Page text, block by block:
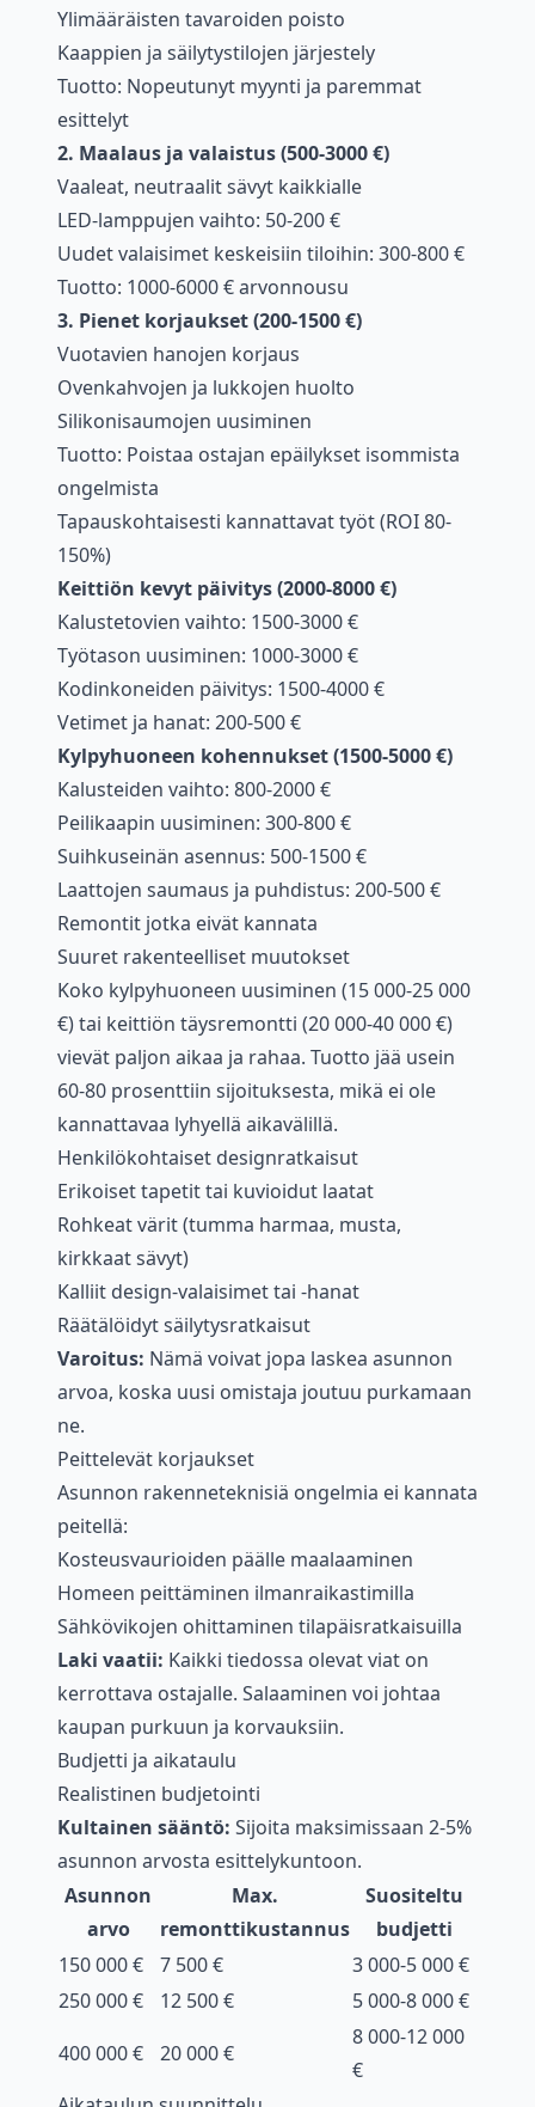
Ylimääräisten tavaroiden poisto
Kaappien ja säilytystilojen järjestely
Tuotto: Nopeutunyt myynti ja paremmat
esittelyt
2. Maalaus ja valaistus (500-3000 €)
Vaaleat, neutraalit sävyt kaikkialle
LED-lamppujen vaihto: 50-200 €
Uudet valaisimet keskeisiin tiloihin: 300-800 €
Tuotto: 1000-6000 € arvonnousu
3. Pienet korjaukset (200-1500 €)
Vuotavien hanojen korjaus
Ovenkahvojen ja lukkojen huolto
Silikonisaumojen uusiminen
Tuotto: Poistaa ostajan epäilykset isommista
ongelmista
Tapauskohtaisesti kannattavat työt (ROI 80-
150%)
Keittiön kevyt päivitys (2000-8000 €)
Kalustetovien vaihto: 1500-3000 €
Työtason uusiminen: 1000-3000 €
Kodinkoneiden päivitys: 1500-4000 €
Vetimet ja hanat: 200-500 €
Kylpyhuoneen kohennukset (1500-5000 €)
Kalusteiden vaihto: 800-2000 €
Peilikaapin uusiminen: 300-800 €
Suihkuseinän asennus: 500-1500 €
Laattojen saumaus ja puhdistus: 200-500 €
Remontit jotka eivät kannata
Suuret rakenteelliset muutokset
Koko kylpyhuoneen uusiminen (15 000-25 000
€) tai keittiön täysremontti (20 000-40 000 €)
vievät paljon aikaa ja rahaa. Tuotto jää usein
60-80 prosenttiin sijoituksesta, mikä ei ole
kannattavaa lyhyellä aikavälillä.
Henkilökohtaiset designratkaisut
Erikoiset tapetit tai kuvioidut laatat
Rohkeat värit (tumma harmaa, musta,
kirkkaat sävyt)
Kalliit design-valaisimet tai -hanat
Räätälöidyt säilytysratkaisut
Varoitus: Nämä voivat jopa laskea asunnon
arvoa, koska uusi omistaja joutuu purkamaan
ne.
Peittelevät korjaukset
Asunnon rakenneteknisiä ongelmia ei kannata
peitellä:
Kosteusvaurioiden päälle maalaaminen
Homeen peittäminen ilmanraikastimilla
Sähkövikojen ohittaminen tilapäisratkaisuilla
Laki vaatii: Kaikki tiedossa olevat viat on
kerrottava ostajalle. Salaaminen voi johtaa
kaupan purkuun ja korvauksiin.
Budjetti ja aikataulu
Realistinen budjetointi
Kultainen sääntö: Sijoita maksimissaan 2-5%
asunnon arvosta esittelykuntoon.
Asunnon
arvo
Max.
remonttikustannus
Suositeltu
budjetti
150 000 €
7 500 €
3 000-5 000 €
250 000 €
12 500 €
5 000-8 000 €
400 000 €
20 000 €
8 000-12 000
€